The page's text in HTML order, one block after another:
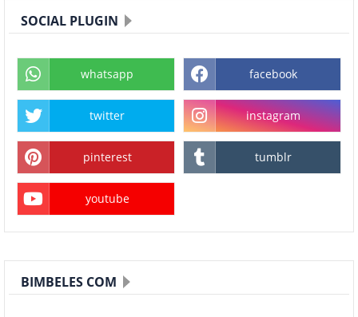
SOCIAL PLUGIN
whatsapp facebook
twitter instagram
pinterest tumblr
youtube
BIMBELES COM